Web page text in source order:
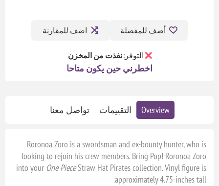
أضف للمفضلة اضف للمقارنة
التوفر:نفذت من المخزن
اخطرني حين يكون متاحا
Overview التقييمات تواصل معنا
Roronoa Zoro is a swordsman and ex-bounty hunter, who is
looking to rejoin his crew members. Bring Pop! Roronoa Zoro
into your One PieceStraw Hat Pirates collection. Vinyl figure is
approximately 4.75-inches tall.